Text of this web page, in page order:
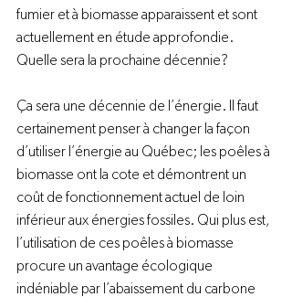
fumier et à biomasse apparaissent et sont
actuellement en étude approfondie.
Quelle sera la prochaine décennie?
Ça sera une décennie de l’énergie. Il faut
certainement penser à changer la façon
d’utiliser l’énergie au Québec; les poêles à
biomasse ont la cote et démontrent un
coût de fonctionnement actuel de loin
inférieur aux énergies fossiles. Qui plus est,
l’utilisation de ces poêles à biomasse
procure un avantage écologique
indéniable par l’abaissement du carbone